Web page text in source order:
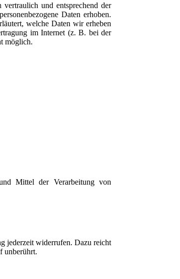
und entsprechend der
Daten erhoben.
welche Daten wir erheben
im Internet (z. B. bei der
möglich.
Mittel der Verarbeitung von
jederzeit widerrufen. Dazu reicht
unberührt.